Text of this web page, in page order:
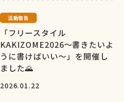
活動報告
「フリースタイル
KAKIZOME2026～書きたいよ
うに書けばいい～」を開催し
ました🌄
2026.01.22